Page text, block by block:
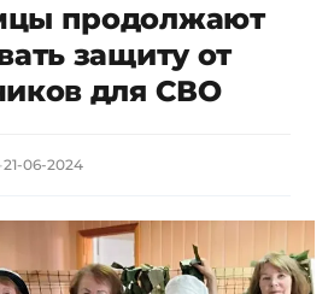
продолжают
защиту от
для СВО
21-06-2024